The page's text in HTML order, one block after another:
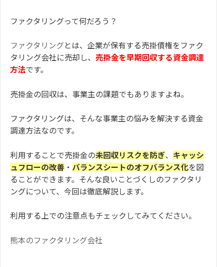
ファクタリングって何だろう？
ファクタリング とは、企業が保有する売掛債権をファク
タリング会社に売却し、 売掛金を早期回収する資金調達
方法です。
売掛金の回収は、事業主の課題でもありますよね。
ファクタリングは、そんな事業主の悩みを解決する資金
調達方法なのです。
利用することで売掛金の未回収リスクを防ぎ、 キャッシ
ュフローの改善 ・ バランスシートのオフバランス化を図
ることができます。そんな良いことづくしのファクタリ
ングについて、今回は徹底解説します。
利用する上での注意点もチェックしてみてください。
熊本のファクタリング会社